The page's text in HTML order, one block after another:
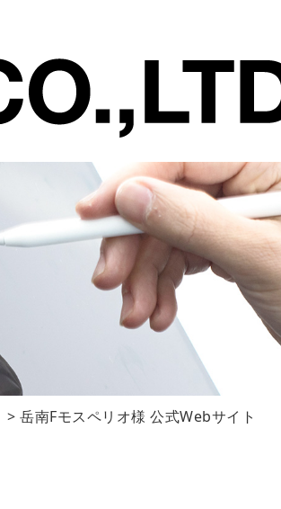
> 岳南Fモスペリオ様 公式Webサイト